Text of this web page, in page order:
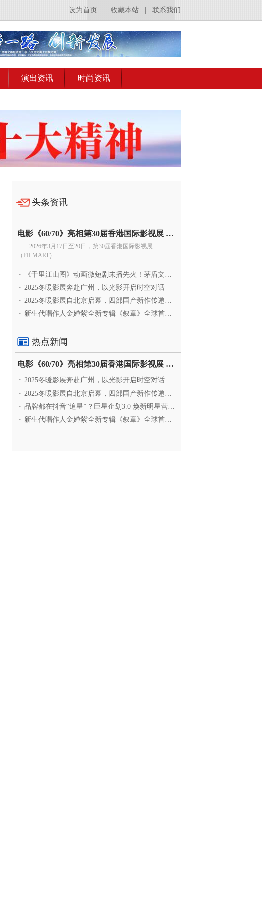
联系我们
收藏本站
设为首页
演出资讯 时尚资讯
头条资讯
电影《60/70》亮相第30届香港国际影视展 冲刺戛纳备
2026年3月17日至20日，第30届香港国际影视展
（FILMART） ...
·
《千里江山图》动画微短剧未播先火！茅盾文学奖IP首
· 2025冬暖影展奔赴广州，以光影开启时空对话
· 2025冬暖影展自北京启幕，四部国产新作传递银幕温情
· 新生代唱作人金婵紫全新专辑《叙章》全球首发，颠覆
热点新闻
电影《60/70》亮相第30届香港国际影视展 冲刺戛纳备
· 2025冬暖影展奔赴广州，以光影开启时空对话
· 2025冬暖影展自北京启幕，四部国产新作传递银幕温情
· 品牌都在抖音“追星”？巨星企划3.0 焕新明星营销，让
· 新生代唱作人金婵紫全新专辑《叙章》全球首发，颠覆